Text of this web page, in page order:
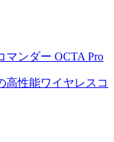
ンダー OCTA Pro
高性能ワイヤレスコ